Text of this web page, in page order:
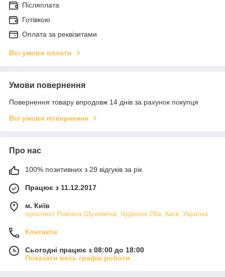
Післяплата
Готівкою
Оплата за реквізитами
Всі умови оплати
Умови повернення
Повернення товару впродовж 14 днів за рахунок покупця
Всі умови повернення
Про нас
100% позитивних з 29 відгуків за рік
Працює з 11.12.2017
м. Київ
проспект Романа Шухевича, будинок 28а, Київ, Україна
Контакти
Сьогодні працює з 08:00 до 18:00
Показати весь графік роботи